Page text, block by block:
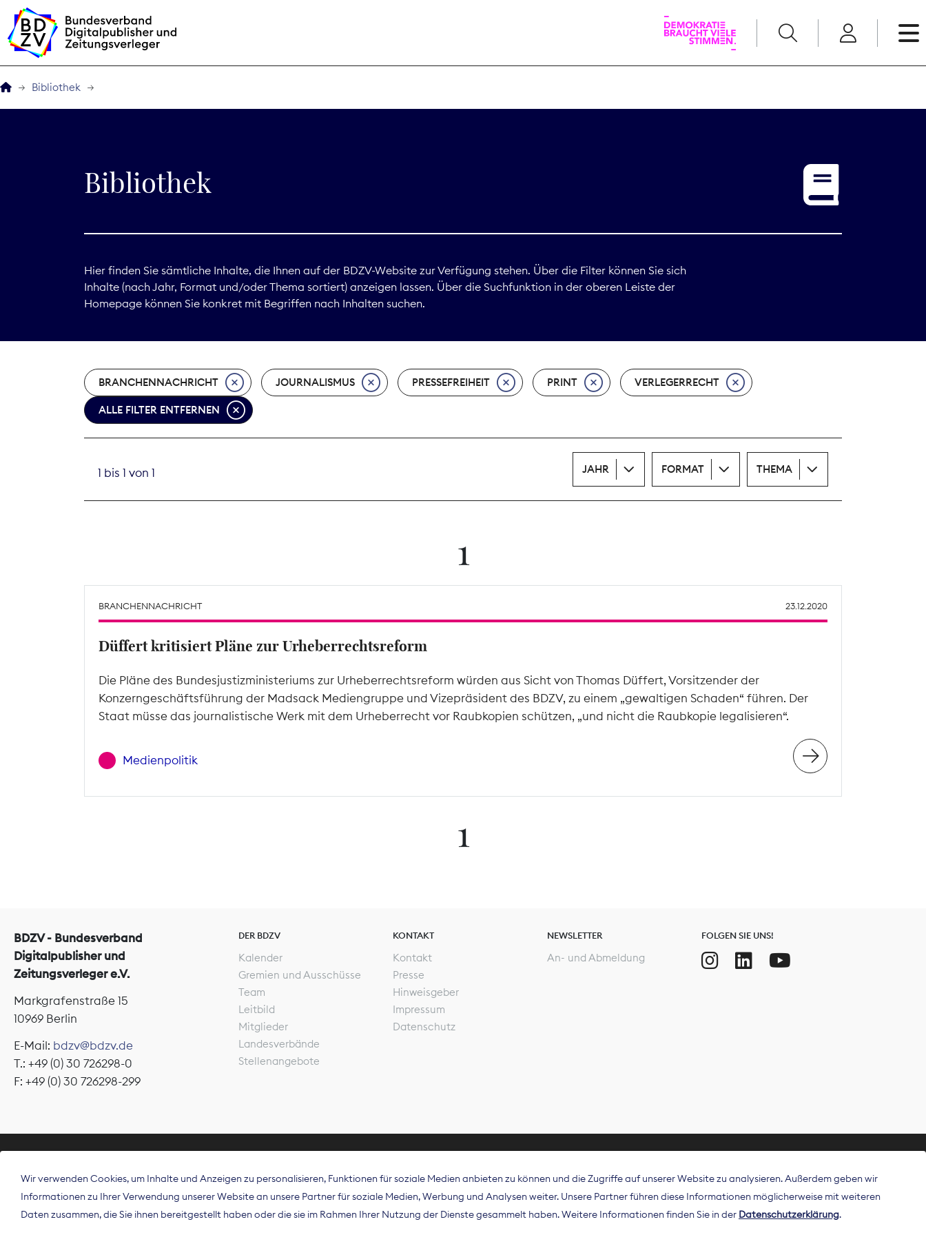
BDZVplus GmbH
Service
Print
Bibliothek
Bibliothek
Hier finden Sie sämtliche Inhalte, die Ihnen auf der BDZV-Website zur Verfügung stehen. Über die Filter können Sie sich
Inhalte (nach Jahr, Format und/oder Thema sortiert) anzeigen lassen. Über die Suchfunktion in der oberen Leiste der
Homepage können Sie konkret mit Begriffen nach Inhalten suchen.
BRANCHENNACHRICHT JOURNALISMUS PRESSEFREIHEIT PRINT VERLEGERRECHT
ALLE FILTER ENTFERNEN
1 bis 1 von 1 JAHR FORMAT THEMA
1
BRANCHENNACHRICHT 23.12.2020
Düffert kritisiert Pläne zur Urheberrechtsreform
Die Pläne des Bundesjustizministeriums zur Urheberrechtsreform würden aus Sicht von Thomas Düffert, Vorsitzender der
Konzerngeschäftsführung der Madsack Mediengruppe und Vizepräsident des BDZV, zu einem „gewaltigen Schaden“ führen. Der
Staat müsse das journalistische Werk mit dem Urheberrecht vor Raubkopien schützen, „und nicht die Raubkopie legalisieren“.
Medienpolitik
1
BDZV - Bundesverband
Digitalpublisher und
Zeitungsverleger e.V.
Markgrafenstraße 15
10969 Berlin
E-Mail: bdzv@bdzv.de
T.: +49 (0) 30 726298-0
F: +49 (0) 30 726298-299
DER BDZV
Kalender
Gremien und Ausschüsse
Team
Leitbild
Mitglieder
Landesverbände
Stellenangebote
KONTAKT
Kontakt
Presse
Hinweisgeber
Impressum
Datenschutz
NEWSLETTER
An- und Abmeldung
FOLGEN SIE UNS!
Der Bundesverband Digitalpublisher und Zeitungsverleger (BDZV) vertritt als
Spitzenorganisation die Interessen der Zeitungsverlage und digitalen Publisher in
Deutschland und auf EU-Ebene.
Wir verwenden Cookies, um Inhalte und Anzeigen zu personalisieren, Funktionen für soziale Medien anbieten zu können und die Zugriffe auf unserer Website zu analysieren. Außerdem geben wir
Informationen zu Ihrer Verwendung unserer Website an unsere Partner für soziale Medien, Werbung und Analysen weiter. Unsere Partner führen diese Informationen möglicherweise mit weiteren
Daten zusammen, die Sie ihnen bereitgestellt haben oder die sie im Rahmen Ihrer Nutzung der Dienste gesammelt haben. Weitere Informationen finden Sie in der Datenschutzerklärung.